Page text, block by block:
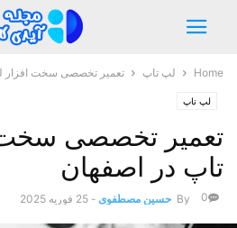
Home لپ تاپ تعمیر تخصصی سخت‌ افزار
لپ تاپ
تعمیر تخصصی سخت‌
تاپ در اصفهان
By حسین مصطفوی - 25 فوریه 2025 0